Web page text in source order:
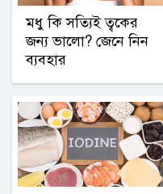
মধু কি সত্যিই ত্বকের
জন্য ভালো? জেনে নিন
ব্যবহার